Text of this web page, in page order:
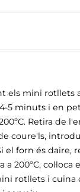
els mini
5 minuts i en
Retira de
coure'ls,
el forn és daire,
a 200ºC,
rotllets i